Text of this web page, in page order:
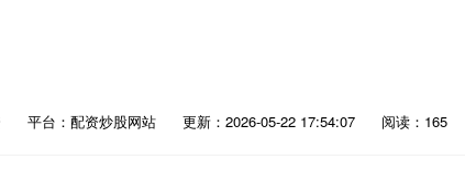
平台：配资炒股网站 更新：2026-05-22 17:54:07 阅读：165